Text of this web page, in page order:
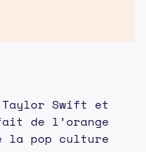
Taylor Swift et
de l’orange
la pop culture